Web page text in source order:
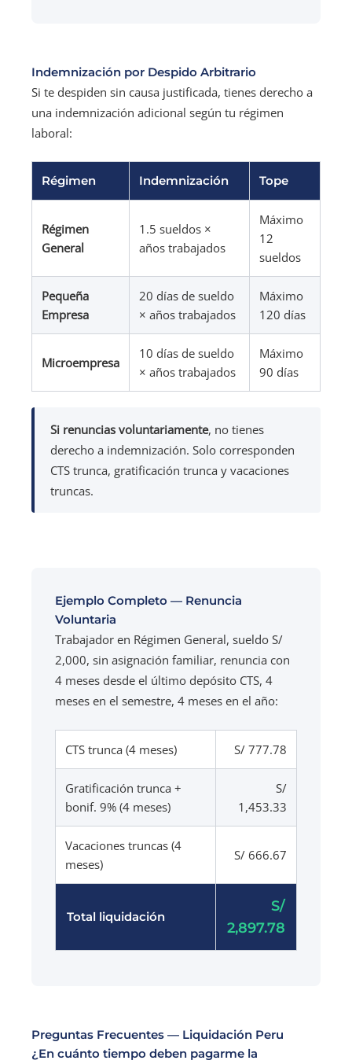
Indemnización por Despido Arbitrario
Si te despiden sin causa justificada, tienes derecho a
una indemnización adicional según tu régimen
laboral:
Régimen Indemnización Tope
Régimen
General
1.5 sueldos ×
años trabajados
Máximo
12
sueldos
Pequeña
Empresa
20 días de sueldo
× años trabajados
Máximo
120 días
Microempresa
10 días de sueldo
× años trabajados
Máximo
90 días
Si renuncias voluntariamente, no tienes
derecho a indemnización. Solo corresponden
CTS trunca, gratificación trunca y vacaciones
truncas.
Ejemplo Completo — Renuncia
Voluntaria
Trabajador en Régimen General, sueldo S/
2,000, sin asignación familiar, renuncia con
4 meses desde el último depósito CTS, 4
meses en el semestre, 4 meses en el año:
CTS trunca (4 meses) S/ 777.78
Gratificación trunca +
bonif. 9% (4 meses)
S/
1,453.33
Vacaciones truncas (4
meses)
S/ 666.67
Total liquidación
S/
2,897.78
Preguntas Frecuentes — Liquidación Peru
¿En cuánto tiempo deben pagarme la